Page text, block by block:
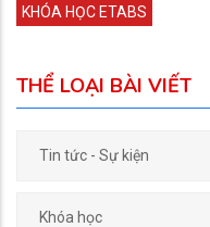
KHÓA HỌC ETABS
THỂ LOẠI BÀI VIẾT
Tin tức - Sự kiện
Khóa học